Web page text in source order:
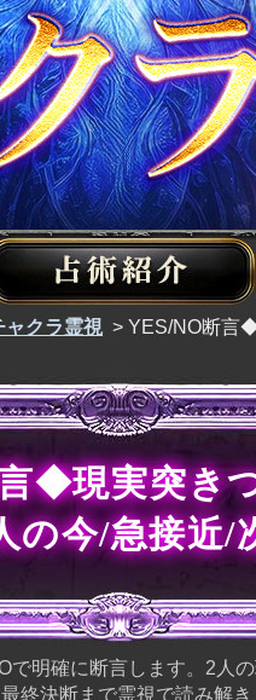
ャクラ霊視 > YES/NO断言
◆現実突き
の今/急接近/
で明確に断言します。2人
終決断まで霊視で読み解